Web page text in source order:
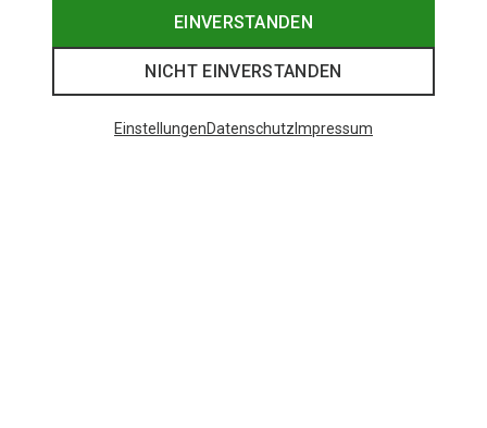
EINVERSTANDEN
NICHT EINVERSTANDEN
EinstellungenDatenschutz Impressum